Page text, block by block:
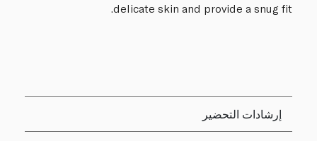
delicate skin and provide a snug fit.
إرشادات التحضير